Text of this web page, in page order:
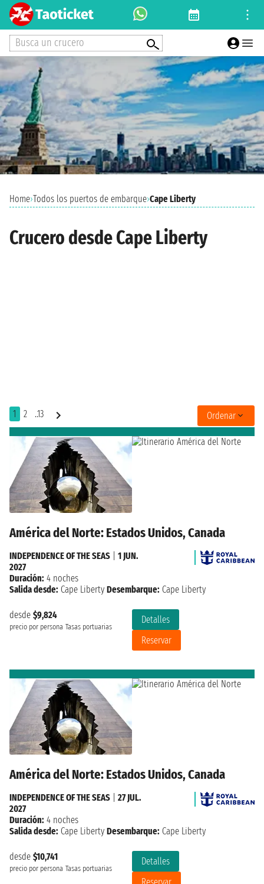
Busca un crucero
Home›Todos los puertos de embarque›Cape Liberty
Crucero desde Cape Liberty
1 2 ..13 Ordenar
América del Norte: Estados Unidos, Canada
desde $9,824
precio por persona Tasas portuarias
Detalles
Reservar
INDEPENDENCE OF THE SEAS
1 JUN.
2027
Duración: 4 noches
Salida desde: Cape Liberty Desembarque: Cape Liberty
América del Norte: Estados Unidos, Canada
desde $10,741
precio por persona Tasas portuarias
Detalles
INDEPENDENCE OF THE SEAS
27 JUL.
2027
Duración: 4 noches
Salida desde: Cape Liberty Desembarque: Cape Liberty